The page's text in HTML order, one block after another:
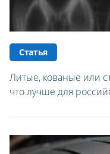
Статья
Литые, кованые или
что лучше для